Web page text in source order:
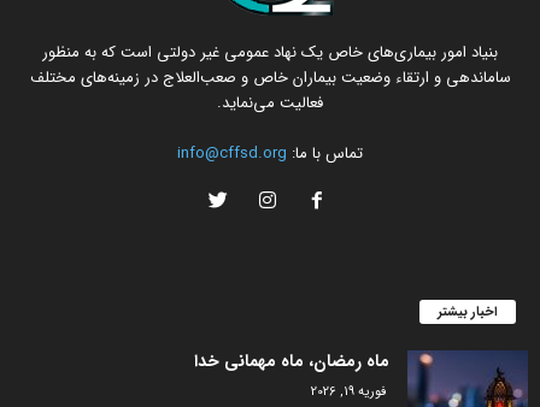
بنیاد امور بیماری‌های خاص یک نهاد عمومی غیر دولتی است که به منظور
ساماندهی و ارتقاء وضعیت بیماران خاص و صعب‌العلاج در زمینه‌های مختلف
فعالیت می‌نماید.
تماس با ما: info@cffsd.org
اخبار بیشتر
ماه رمضان، ماه مهمانی خدا
فوریه 19, 2026